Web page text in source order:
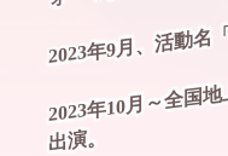
2023年9月、活動
2023年10月～全
出演。